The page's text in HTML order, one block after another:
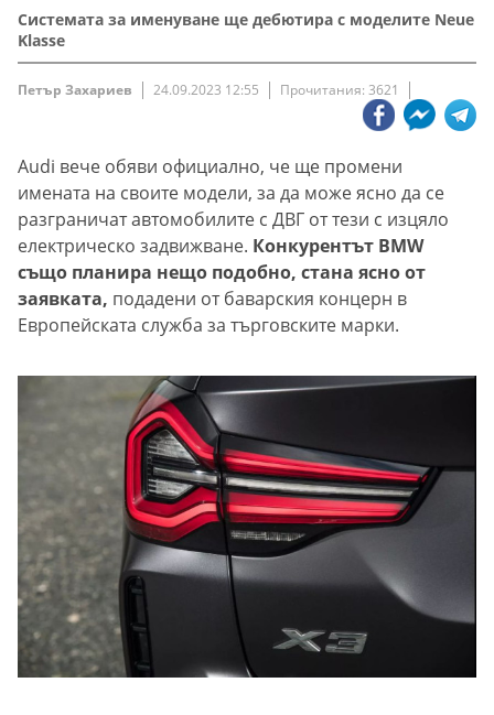
Системата за именуване ще дебютира с моделите Neue
Klasse
Петър Захариев 24.09.2023 12:55 Прочитания: 3621
Audi вече обяви официално, че ще промени
имената на своите модели, за да може ясно да се
разграничат автомобилите с ДВГ от тези с изцяло
електрическо задвижване. Конкурентът BMW
също планира нещо подобно, стана ясно от
заявката, подадени от баварския концерн в
Европейската служба за търговските марки.